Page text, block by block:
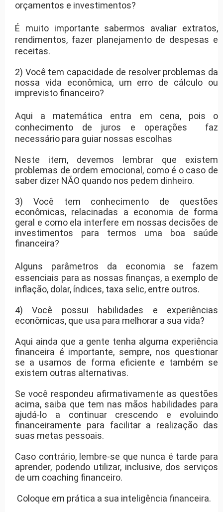
orçamentos e investimentos?
É muito importante sabermos avaliar extratos,
rendimentos, fazer planejamento de despesas e
receitas.
2) Você tem capacidade de resolver problemas da
nossa vida econômica, um erro de cálculo ou
imprevisto financeiro?
Aqui a matemática entra em cena, pois o
conhecimento de juros e operações faz
necessário para guiar nossas escolhas
Neste item, devemos lembrar que existem
problemas de ordem emocional, como é o caso de
saber dizer NÃO quando nos pedem dinheiro.
3) Você tem conhecimento de questões
econômicas, relacinadas a economia de forma
geral e como ela interfere em nossas decisões de
investimentos para termos uma boa saúde
financeira?
Alguns parâmetros da economia se fazem
essenciais para as nossas finanças, a exemplo de
inflação, dolar, índices, taxa selic, entre outros.
4) Você possui habilidades e experiências
econômicas, que usa para melhorar a sua vida?
Aqui ainda que a gente tenha alguma experiência
financeira é importante, sempre, nos questionar
se a usamos de forma eficiente e também se
existem outras alternativas.
Se você respondeu afirmativamente as questões
acima, saiba que tem nas mãos habilidades para
ajudá-lo a continuar crescendo e evoluindo
financeiramente para facilitar a realização das
suas metas pessoais.
Caso contrário, lembre-se que nunca é tarde para
aprender, podendo utilizar, inclusive, dos serviços
de um coaching financeiro.
Coloque em prática a sua inteligência financeira.